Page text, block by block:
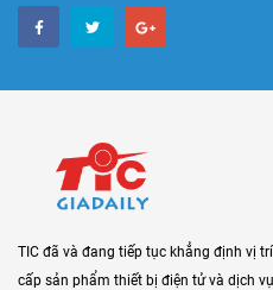
TIC đã và đang tiếp tục khẳng định vị
cấp sản phẩm thiết bị điện tử và dịch